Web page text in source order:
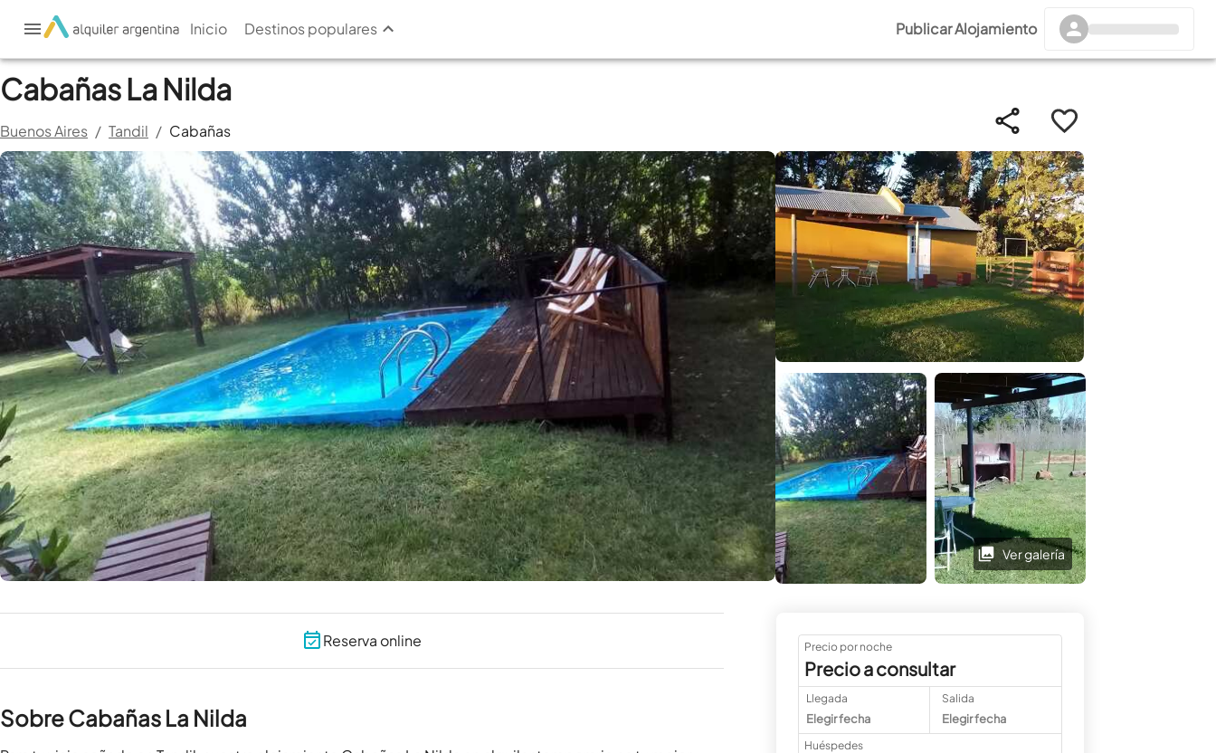
Inicio Destinos populares Publicar Alojamiento
Cabañas La Nilda
Buenos Aires / Tandil / Cabañas
Ver galería
Ver galería
Reserva online
Sobre Cabañas La Nilda
Precio por noche
Precio a consultar
Llegada
Elegir fecha
Salida
Elegir fecha
Huéspedes